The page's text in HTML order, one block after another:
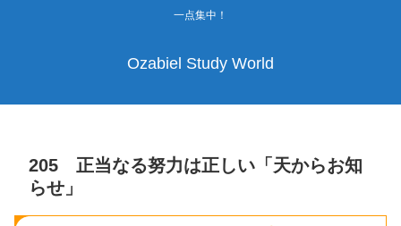
一点集中！
Ozabiel Study World
205 正当なる努力は正しい「天からお知
らせ」